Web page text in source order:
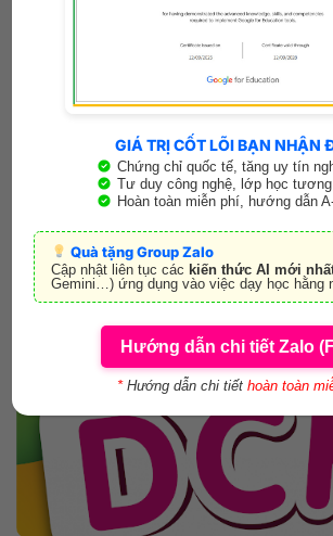
Ứng dụng học Tiếng Anh K12 tốt nhất 2025
năng Tiếng Anh cho học sinh
Việc học Tiếng Anh chưa bao giờ thú vị và dễ
GIÁ TRỊ CỐT LÕI BẠN NHẬN
Chứng chỉ quốc tế, tăng uy tín
Tư duy công nghệ, lớp học
Hoàn toàn miễn phí, hướng dẫn
Quà tặng Group Zalo
Cập nhật liên tục các kiến thức AI mới
Gemini…) ứng dụng vào việc dạy học hằng
Hướng dẫn chi tiết Zalo
*Hướng dẫn chi tiếthoàn toàn